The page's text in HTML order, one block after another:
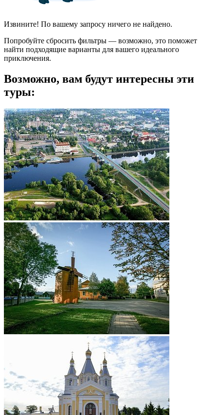
Извините! По вашему запросу ничего не найдено.
Попробуйте сбросить фильтры — возможно, это поможет
найти подходящие варианты для вашего идеального
приключения.
Возможно, вам будут интересны эти
туры: